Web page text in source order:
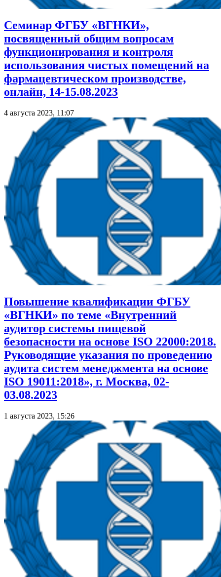
Семинар ФГБУ «ВГНКИ»,
посвященный общим вопросам
функционирования и контроля
использования чистых помещений на
фармацевтическом производстве,
онлайн, 14-15.08.2023
4 августа 2023, 11:07
Повышение квалификации ФГБУ
«ВГНКИ» по теме «Внутренний
аудитор системы пищевой
безопасности на основе ISO 22000:2018.
Руководящие указания по проведению
аудита систем менеджмента на основе
ISO 19011:2018», г. Москва, 02-
03.08.2023
1 августа 2023, 15:26